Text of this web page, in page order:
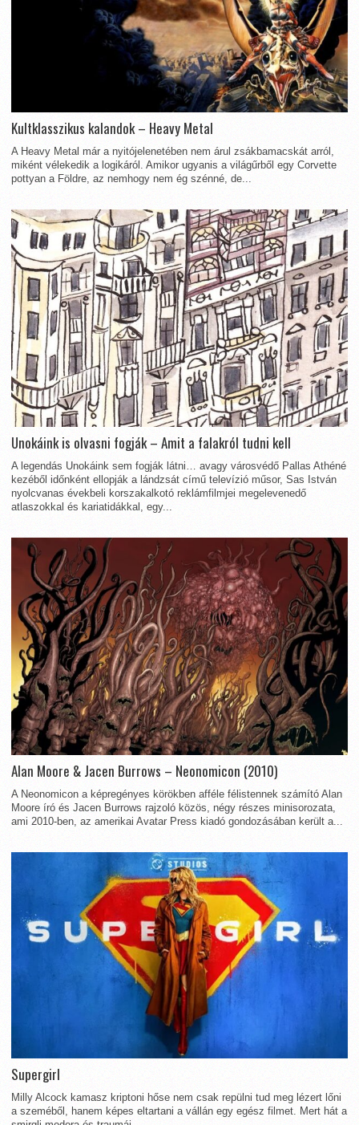
Kultklasszikus kalandok – Heavy Metal
A Heavy Metal már a nyitójelenetében nem árul zsákbamacskát arról,
miként vélekedik a logikáról. Amikor ugyanis a világűrből egy Corvette
pottyan a Földre, az nemhogy nem ég szénné, de...
Unokáink is olvasni fogják – Amit a falakról tudni kell
A legendás Unokáink sem fogják látni… avagy városvédő Pallas Athéné
kezéből időnként ellopják a lándzsát című televízió műsor, Sas István
nyolcvanas évekbeli korszakalkotó reklámfilmjei megelevenedő
atlaszokkal és kariatidákkal, egy...
Alan Moore & Jacen Burrows – Neonomicon (2010)
A Neonomicon a képregényes körökben afféle félistennek számító Alan
Moore író és Jacen Burrows rajzoló közös, négy részes minisorozata,
ami 2010-ben, az amerikai Avatar Press kiadó gondozásában került a...
Supergirl
Milly Alcock kamasz kriptoni hőse nem csak repülni tud meg lézert lőni
a szeméből, hanem képes eltartani a vállán egy egész filmet. Mert hát a